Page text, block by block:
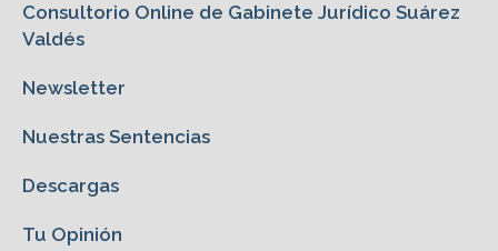
Consultorio Online de Gabinete Jurídico Suárez
Valdés
Newsletter
Nuestras Sentencias
Descargas
Tu Opinión